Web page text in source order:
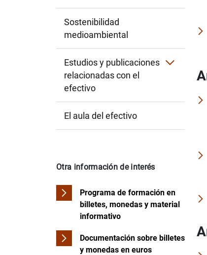
Sostenibilidad
medioambiental
Estudios y publicaciones
relacionadas con el
efectivo
Estudio sobre hábitos en el uso del
Otros estudios y publicaciones del
El aula del efectivo
Otra información de interés
Programa de formación en
billetes, monedas y material
informativo
Documentación sobre billetes
y monedas en euros